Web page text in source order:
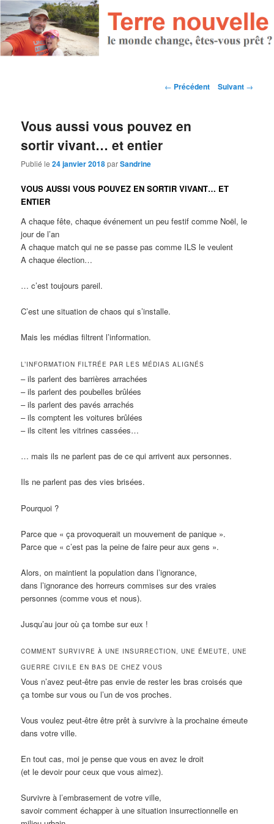
Navigation des articles
← Précédent Suivant →
Vous aussi vous pouvez en
sortir vivant… et entier
Publié le24 janvier 2018parSandrine
VOUS AUSSI VOUS POUVEZ EN SORTIR VIVANT… ET
ENTIER
A chaque fête, chaque événement un peu festif comme Noël, le
jour de l’an
A chaque match qui ne se passe pas comme ILS le veulent
A chaque élection…
… c’est toujours pareil.
C’est une situation de chaos qui s’installe.
Mais les médias filtrent l’information.
L’INFORMATION FILTRÉE PAR LES MÉDIAS ALIGNÉS
– ils parlent des barrières arrachées
– ils parlent des poubelles brûlées
– ils parlent des pavés arrachés
– ils comptent les voitures brûlées
– ils citent les vitrines cassées…
… mais ils ne parlent pas de ce qui arrivent aux personnes.
Ils ne parlent pas des vies brisées.
Pourquoi ?
Parce que « ça provoquerait un mouvement de panique ».
Parce que « c’est pas la peine de faire peur aux gens ».
Alors, on maintient la population dans l’ignorance,
dans l’ignorance des horreurs commises sur des vraies
personnes (comme vous et nous).
Jusqu’au jour où ça tombe sur eux !
COMMENT SURVIVRE À UNE INSURRECTION, UNE ÉMEUTE, UNE
GUERRE CIVILE EN BAS DE CHEZ VOUS
Vous n’avez peut-être pas envie de rester les bras croisés que
ça tombe sur vous ou l’un de vos proches.
Vous voulez peut-être être prêt à survivre à la prochaine émeute
dans votre ville.
En tout cas, moi je pense que vous en avez le droit
(et le devoir pour ceux que vous aimez).
Survivre à l’embrasement de votre ville,
savoir comment échapper à une situation insurrectionnelle en